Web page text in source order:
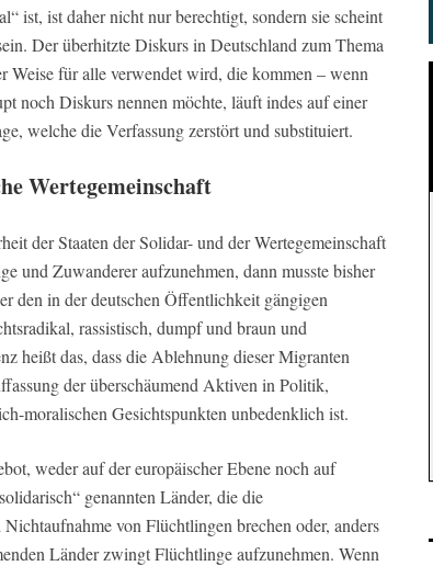
ist, ist daher nicht nur berechtigt, sondern sie scheint
Der überhitzte Diskurs in Deutschland zum Thema
Weise für alle verwendet wird, die kommen – wenn
noch Diskurs nennen möchte, läuft indes auf einer
welche die Verfassung zerstört und substituiert.
Wertegemeinschaft
der Staaten der Solidar- und der Wertegemeinschaft
und Zuwanderer aufzunehmen, dann musste bisher
den in der deutschen Öffentlichkeit gängigen
rassistisch, dumpf und braun und
heißt das, dass die Ablehnung dieser Migranten
der überschäumend Aktiven in Politik,
moralischen Gesichtspunkten unbedenklich ist.
weder auf der europäischer Ebene noch auf
genannten Länder, die die
von Flüchtlingen brechen oder, anders
Länder zwingt Flüchtlinge aufzunehmen. Wenn